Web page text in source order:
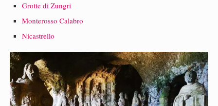
Grotte di Zungri
Monterosso Calabro
Nicastrello